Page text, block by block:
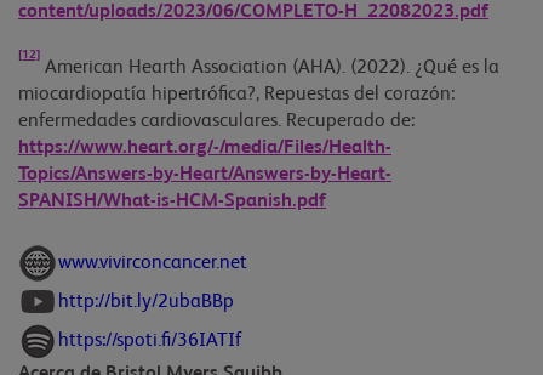
content/uploads/2023/06/COMPLETO-H_22082023.pdf
[12]
American Hearth Association (AHA). (2022). ¿Qué es la
miocardiopatía hipertrófica?, Repuestas del corazón:
enfermedades cardiovasculares. Recuperado de:
https://www.heart.org/-/media/Files/Health-
Topics/Answers-by-Heart/Answers-by-Heart-
SPANISH/What-is-HCM-Spanish.pdf
www.vivirconcancer.net
http://bit.ly/2ubaBBp
https://spoti.fi/36IATIf